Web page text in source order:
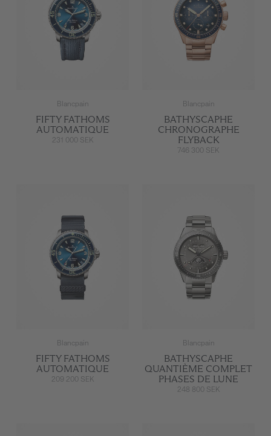
Blancpain
FIFTY FATHOMS
AUTOMATIQUE
231 000 SEK
Blancpain
BATHYSCAPHE
CHRONOGRAPHE
FLYBACK
746 300 SEK
Blancpain
FIFTY FATHOMS
AUTOMATIQUE
209 200 SEK
Blancpain
BATHYSCAPHE
QUANTIÈME COMPLET
PHASES DE LUNE
248 800 SEK